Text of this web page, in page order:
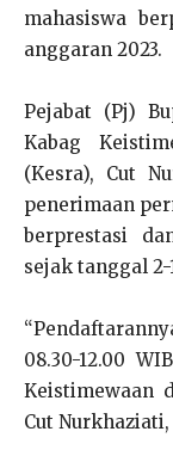
mahasiswa
anggaran 2023.
Pejabat (Pj)
Kabag
(Kesra), Cut
penerimaan
berprestasi
sejak tanggal 2-
08.30-12.00
Keistimewaan
Cut Nurkhaziati,